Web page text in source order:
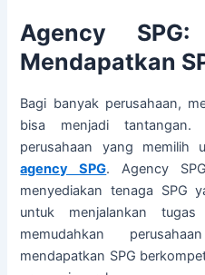
Agency
Mendapatkan
Bagi banyak perusahaan,
bisa menjadi
perusahaan yang memilih
agency SPG. Agency
menyediakan tenaga SPG
untuk menjalankan
memudahkan
mendapatkan SPG